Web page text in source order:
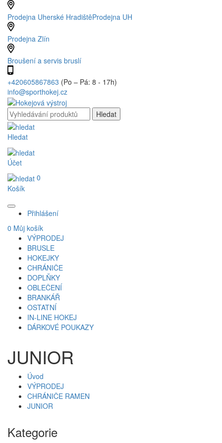
Prodejna Uherské HradištěProdejna UH
Prodejna Zlín
Broušení a servis bruslí
+420605867863 (Po – Pá: 8 - 17h)
info@sporthokej.cz
Hledat
Účet
0
Košík
Přihlášení
0 Můj košík
VÝPRODEJ
BRUSLE
HOKEJKY
CHRÁNIČE
DOPLŇKY
OBLEČENÍ
BRANKÁŘ
OSTATNÍ
IN-LINE HOKEJ
DÁRKOVÉ POUKAZY
JUNIOR
Úvod
VÝPRODEJ
CHRÁNIČE RAMEN
JUNIOR
Kategorie